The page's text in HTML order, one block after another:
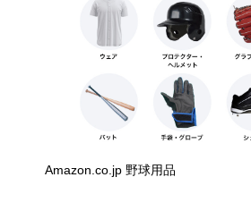
Amazon.co.jp 野球用品